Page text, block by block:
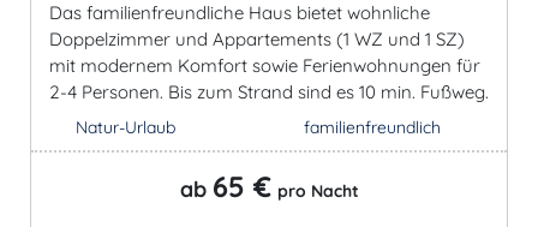
Das familienfreundliche Haus bietet wohnliche
Doppelzimmer und Appartements (1 WZ und 1 SZ)
mit modernem Komfort sowie Ferienwohnungen für
2-4 Personen. Bis zum Strand sind es 10 min. Fußweg.
Natur-Urlaub familienfreundlich
ab 65 € pro Nacht